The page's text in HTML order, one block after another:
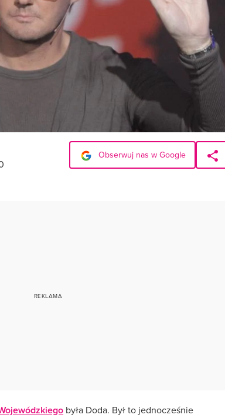
Obserwuj nas w Google
była Doda. Był to jednocześnie